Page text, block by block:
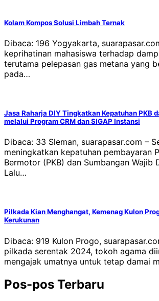
Kolam Kompos Solusi Limbah Ternak
Dibaca: 196 Yogyakarta,
keprihatinan mahasiswa terhadap
terutama pelepasan gas metana yang
pada…
Jasa Raharja DIY Tingkatkan Kepatuhan PKB
melalui Program CRM dan SIGAP Instansi
Dibaca: 33 Sleman, suarapasar.com –
meningkatkan kepatuhan pembayaran
Bermotor (PKB) dan Sumbangan Wajib
Lalu…
Pilkada Kian Menghangat, Kemenag Kulon
Kerukunan
Dibaca: 919 Kulon Progo,
pilkada serentak 2024, tokoh agama
mengajak umatnya untuk tetap damai
Pos-pos Terbaru